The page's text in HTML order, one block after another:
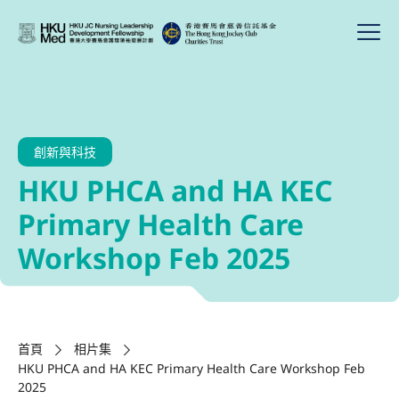
創新與科技
HKU PHCA and HA KEC
Primary Health Care
Workshop Feb 2025
首頁
相片集
HKU PHCA and HA KEC Primary Health Care Workshop Feb
2025